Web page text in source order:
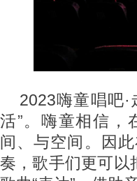
2023嗨童唱吧
活”。嗨童相信，
间、与空间。因
奏，歌手们更可以